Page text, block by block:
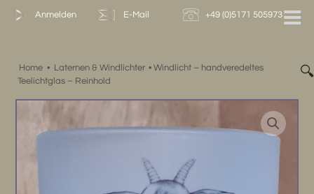
Zum
Anmelden E-Mail +49 (0)5171 505973
Home • Laternen & Windlichter •Windlicht – handveredeltes
Teelichtglas – Reinhold
🔍